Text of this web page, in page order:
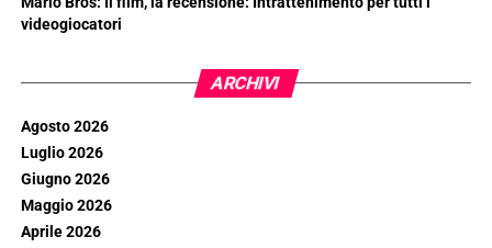
videogiocatori
ARCHIVI
Agosto 2026
Luglio 2026
Giugno 2026
Maggio 2026
Aprile 2026